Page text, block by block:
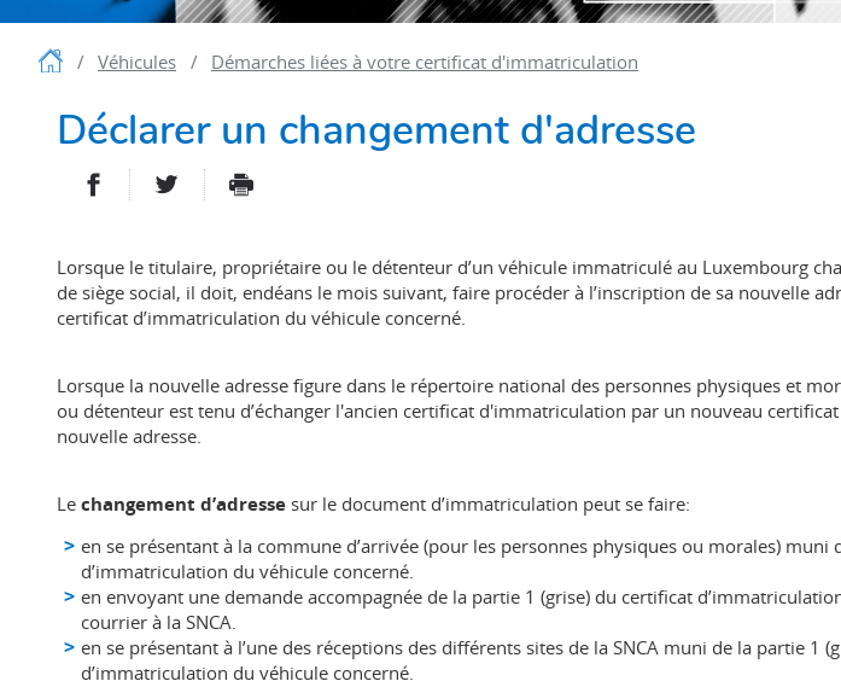
Accueil
Véhicules Démarches liées à votre certificat d'immatriculation
Déclarer un changement d'adresse
PARTAGER SUR FACEBOOK
PARTAGER SUR TWITTER
IMPRIMER
Lorsque le titulaire, propriétaire ou le détenteur d’un véhicule immatriculé au Luxembourg
de siège social, il doit, endéans le mois suivant, faire procéder à l’inscription de sa nouvelle
certificat d’immatriculation du véhicule concerné.
Lorsque la nouvelle adresse figure dans le répertoire national des personnes physiques et
ou détenteur est tenu d’échanger l'ancien certificat d'immatriculation par un nouveau
nouvelle adresse.
Le changement d’adresse sur le document d’immatriculation peut se faire:
en se présentant à la commune d’arrivée (pour les personnes physiques ou morales) muni
d’immatriculation du véhicule concerné.
en envoyant une demande accompagnée de la partie 1 (grise) du certificat
courrier à la SNCA.
en se présentant à l’une des réceptions des différents sites de la SNCA muni de la partie 1
d’immatriculation du véhicule concerné.